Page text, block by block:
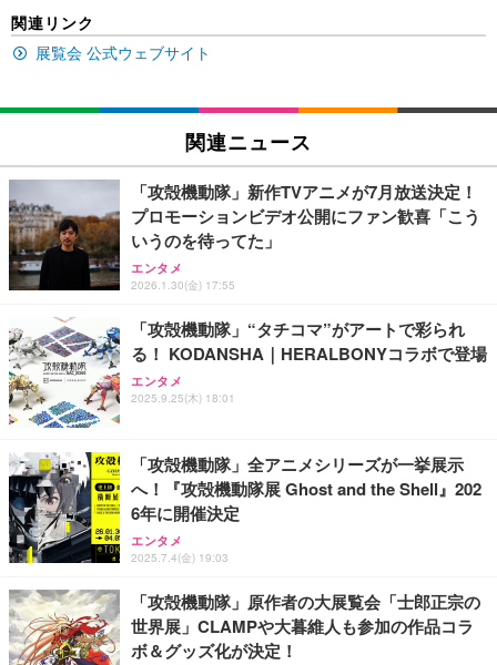
ュチェア 人間工学 疲れない ブラック
￥27,999
Sezlife オフィスチェア デスクチェア 疲れない テレ
ワーク チェア 強化バックレスト 30度ロッキング機
レスト 3Dヘッドレスト ハンガー付き 高反発クッシ
ョン PCチェア 通気性メッシュ ゲーミング/勉強/事
務用 おしゃれ パソコンチェア (ブラック)
￥7,680
Sezlife オフィスチェア デスクチェア 疲れない テレ
ワーク チェア 強化バックレスト 30度ロッキング機
レスト 3Dヘッドレスト ハンガー付き 高反発クッシ
ョン PCチェア 通気性メッシュ ゲーミング/勉強/事
務用 おしゃれ パソコンチェア (ホワイト)
￥7,680
ANDWINT オフィスチェア デスクチェア 肘なし メ
ト 幅52×奥行58.5×高さ84～96cm テレワーク 在宅
勤務 ブラック
￥4,139
イト
【純正品】27"ゲーミングモニター DualSense 充電
フック付き（CFI-ZDM1J）
￥49,979
【整備済み品】Dell E2724HS 27インチ 液晶モニタ
ー フルHD（1920×1080）VA 非光沢 HDMI/DisplayP
応 ComfortView ビジネス向け
￥15,800
【MiniLED/24.5inch/280Hz/FHD】GRAPHT THE S
像低減 (3年保証 | 輝点保証 | 日本メーカー)
￥34,980
x2袋(84枚) ホワイト(吸収面:ライトブルー)
￥3,234
ネオ・ルーライフ ネオ・オムツ L 中型犬用 26枚入
り 単品
￥1,800
Smart Basic(スマートベーシック) 【Amazon.co.jp
限定】 Smart Basic アイリスオーヤマ ペットシーツ
￥3,670
アイリスオーヤマ ペットシーツ 超厚型 お徳用 レギ
￥3,731
関連リンク
展覧会 公式ウェブサイト
関連ニュース
「攻殻機動隊」新作TVアニメが7月放送決定！
プロモーションビデオ公開にファン歓喜「こう
いうのを待ってた」
エンタメ
2026.1.30(金) 17:55
「攻殻機動隊」“タチコマ”がアートで彩られ
る！ KODANSHA｜HERALBONYコラボで登場
エンタメ
2025.9.25(木) 18:01
「攻殻機動隊」全アニメシリーズが一挙展示
へ！『攻殻機動隊展 Ghost and the Shell』202
6年に開催決定
エンタメ
2025.7.4(金) 19:03
「攻殻機動隊」原作者の大展覧会「士郎正宗の
世界展」CLAMPや大暮維人も参加の作品コラ
ボ＆グッズ化が決定！